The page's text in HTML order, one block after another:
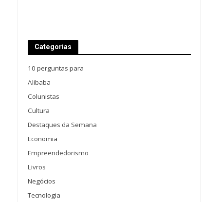
Categorias
10 perguntas para
Alibaba
Colunistas
Cultura
Destaques da Semana
Economia
Empreendedorismo
Livros
Negócios
Tecnologia